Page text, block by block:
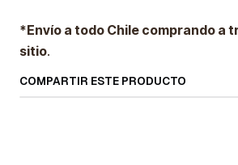
*Envío a todo Chile comprando a
sitio.
COMPARTIR ESTE PRODUCTO